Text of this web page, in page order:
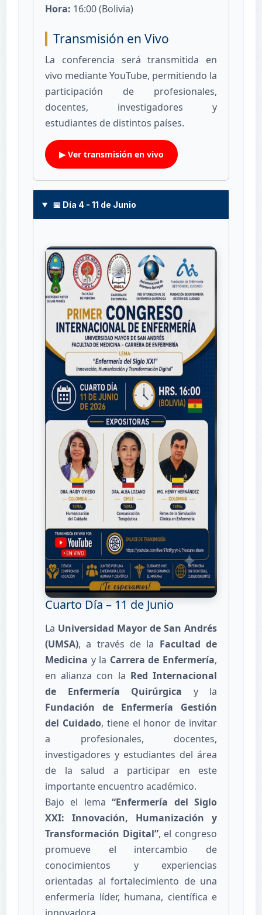
Hora: 16:00 (Bolivia)
Transmisión en Vivo
La conferencia será transmitida en
vivo mediante YouTube, permitiendo la
participación de profesionales,
docentes, investigadores y
estudiantes de distintos países.
▶ Ver transmisión en vivo
📅 Día 4 - 11 de Junio
Cuarto Día – 11 de Junio
La Universidad Mayor de San Andrés
(UMSA), a través de la Facultad de
Medicina y la Carrera de Enfermería,
en alianza con la Red Internacional
de Enfermería Quirúrgica y la
Fundación de Enfermería Gestión
del Cuidado, tiene el honor de invitar
a profesionales, docentes,
investigadores y estudiantes del área
de la salud a participar en este
importante encuentro académico.
Bajo el lema“Enfermería del Siglo
XXI: Innovación, Humanización y
Transformación Digital”, el congreso
promueve el intercambio de
conocimientos y experiencias
orientadas al fortalecimiento de una
enfermería líder, humana, científica e